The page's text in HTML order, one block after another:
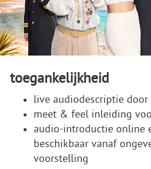
toegankelijkheid
live audiodescriptie
meet & feel inleiding
audio-introductie online
beschikbaar vanaf
voorstelling